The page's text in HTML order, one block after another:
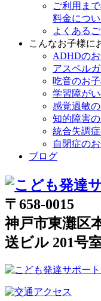
ご利用ま
料金につ
よくある
こんなお子様に
ADHDの
アスペル
吃音のお
学習障が
感覚過敏
知的障害
統合失調
自閉症の
ブログ
〒658-0015
神戸市東灘区
送ビル 201号